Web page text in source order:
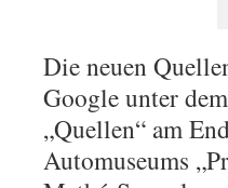
Die neuen
Google unter
„Quellen“ am
Automuseums